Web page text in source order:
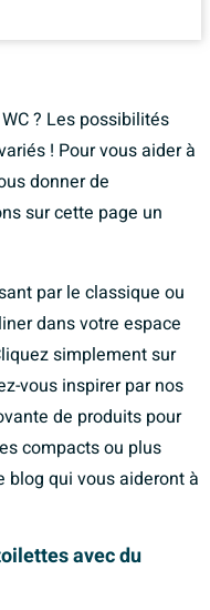
? Les possibilités
! Pour vous aider à
donner de
sur cette page un
par le classique ou
dans votre espace
simplement sur
vous inspirer par nos
de produits pour
compacts ou plus
blog qui vous aideront à
avec du